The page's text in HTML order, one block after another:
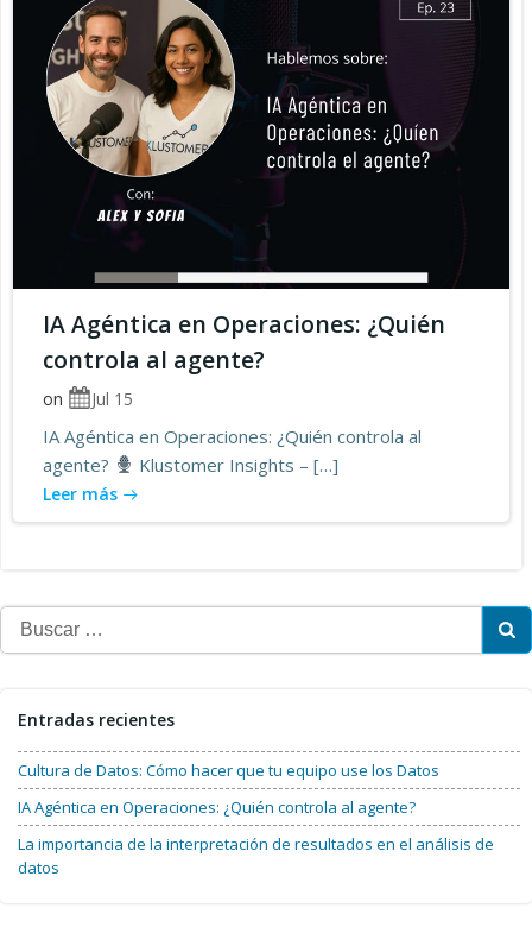
IA Agéntica en Operaciones: ¿Quién
controla al agente?
on Jul 15
IA Agéntica en Operaciones: ¿Quién controla al
agente?
Klustomer Insights – […]
Leer más
Buscar:
Entradas recientes
Cultura de Datos: Cómo hacer que tu equipo use los Datos
IA Agéntica en Operaciones: ¿Quién controla al agente?
La importancia de la interpretación de resultados en el análisis de
datos